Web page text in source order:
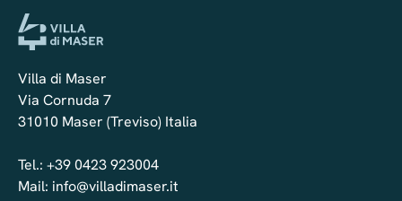
acquisti della Pubblica Amministrazione,
assicurando trasparenza e tracciabilità in ogni
Villa di Maser offre alle Amministrazioni la
possibilità di collaborare con una struttura...
Villa di Maser
Via Cornuda 7
31010 Maser (Treviso) Italia
Tel.: +39 0423 923004
Mail: info@villadimaser.it